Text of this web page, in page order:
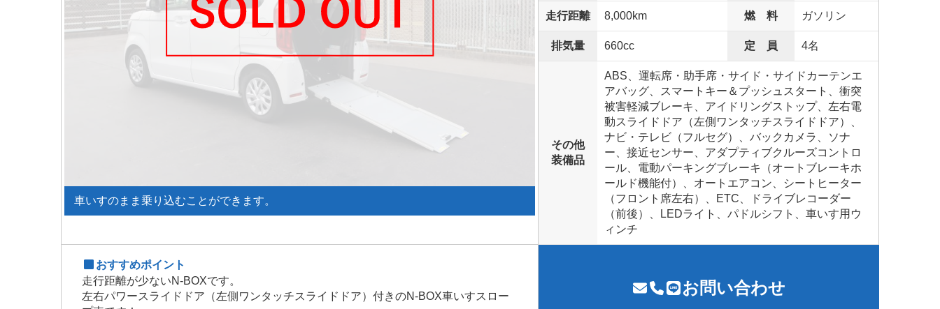
車いすのまま乗り込むことができます。
走行距離 8,000km 燃 料 ガソリン
排気量 660cc 定 員 4名
その他
装備品
ABS、運転席・助手席・サイド・サイドカーテンエ
アバッグ、スマートキー＆プッシュスタート、衝突
被害軽減ブレーキ、アイドリングストップ、左右電
動スライドドア（左側ワンタッチスライドドア）、
ナビ・テレビ（フルセグ）、バックカメラ、ソナ
ー、接近センサー、アダプティブクルーズコントロ
ール、電動パーキングブレーキ（オートブレーキホ
ールド機能付）、オートエアコン、シートヒーター
（フロント席左右）、ETC、ドライブレコーダー
（前後）、LEDライト、パドルシフト、車いす用ウ
ィンチ
おすすめポイント
走行距離が少ないN-BOXです。
左右パワースライドドア（左側ワンタッチスライドドア）付きのN-BOX車いすスロー
お問い合わせ